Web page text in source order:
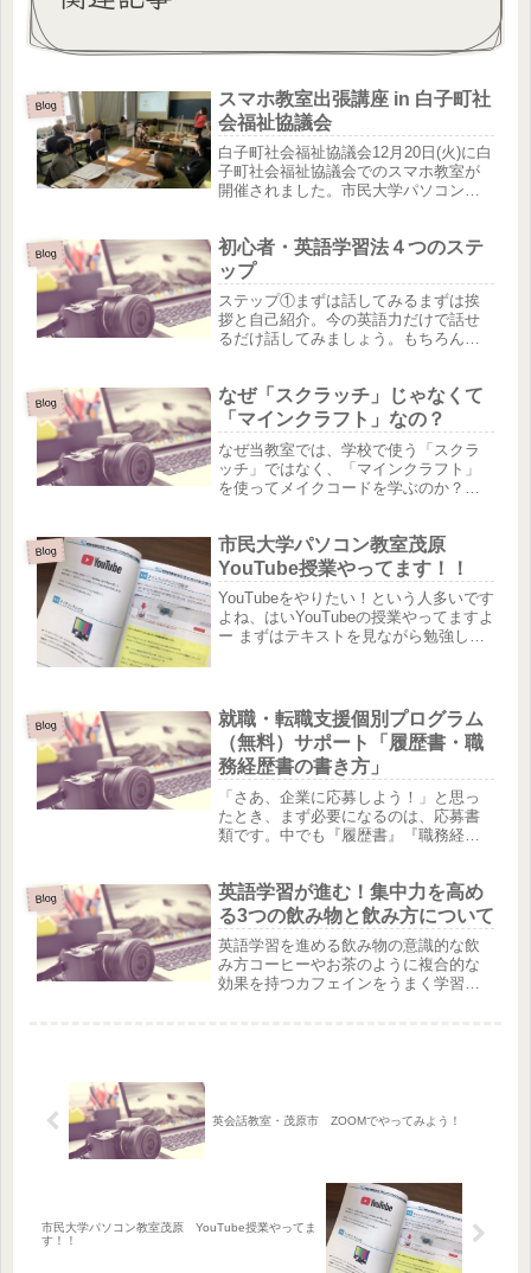
Blog
スマホ教室出張講座 in 白子町社
会福祉協議会
白子町社会福祉協議会12月20日(火)に白
子町社会福祉協議会でのスマホ教室が
開催されました。市民大学パソコン教
っているけど、電話しかしていない」
「LINEはやりたいけど、見...
Blog
初心者・英語学習法４つのステ
ップ
ステップ①まずは話してみるまずは挨
拶と自己紹介。今の英語力だけで話せ
るだけ話してみましょう。もちろん最
という人もいます。このステップで重
要なことは、どれだけ話せたかより
も、...
Blog
なぜ「スクラッチ」じゃなくて
「マインクラフト」なの？
なぜ当教室では、学校で使う「スクラ
ッチ」ではなく、「マインクラフト」
を使ってメイクコードを学ぶのか？ス
にはメイクコードをプログラミング言
語であるJavaScript（ジャバ...
Blog
市民大学パソコン教室茂原
YouTube授業やってます！！
YouTubeをやりたい！という人多いです
よね、はいYouTubeの授業やってますよ
ー まずはテキストを見ながら勉強して
い合わせ...
Blog
就職・転職支援個別プログラム
（無料）サポート「履歴書・職
務経歴書の書き方」
「さあ、企業に応募しよう！」と思っ
たとき、まず必要になるのは、応募書
類です。中でも『履歴書』『職務経歴
は志望動機・志望理由の書き方・まと
め方のポイントについてアドバイスい
た...
Blog
英語学習が進む！集中力を高め
る3つの飲み物と飲み方について
英語学習を進める飲み物の意識的な飲
み方コーヒーやお茶のように複合的な
効果を持つカフェインをうまく学習に
英会話教室・茂原市 ZOOMでやってみよう！
市民大学パソコン教室茂原 YouTube授業やってま
す！！